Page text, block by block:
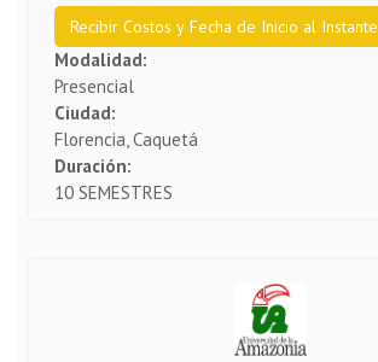
Recibir Costos y Fecha de Inicio al Instante
Modalidad:
Presencial
Ciudad:
Florencia, Caquetá
Duración:
10 SEMESTRES